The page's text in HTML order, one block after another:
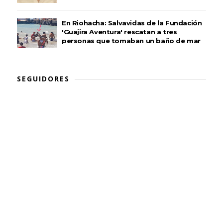
En Riohacha: Salvavidas de la Fundación
'Guajira Aventura' rescatan a tres
personas que tomaban un baño de mar
SEGUIDORES